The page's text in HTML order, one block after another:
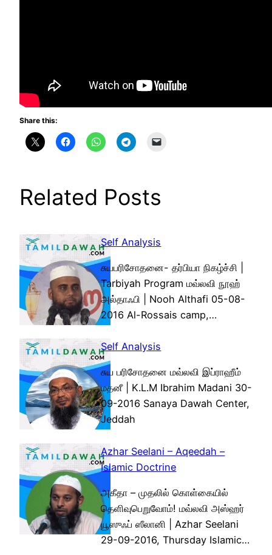
Share this:
Related Posts
Self Analysis
சுயபரிசோதனை- தர்பியா நிகழ்ச்சி |
Tarbiyah Program மவ்லவி நூஹ்
அல்தாஃபி | Nooh Althafi 05-08-
2016 Al-Rossais camp,…
Self Analysis
சுய பரிசோதனை மவ்லவி இப்ராஹீம்
மதனீ | K.L.M Ibrahim Madani 30-
09-2016 Sanaya Dawah Center,
Jeddah
Azhar Seelani – Aqeedah –
Islamic Doctrine
அகீதா – முதலில் கொள்கையில்
தெளிவுபெறுவோம்! மவ்லவி அஸ்ஹர்
யூஸுஃப் ஸீலானி | Azhar Seelani
29-09-2016, Thursday Islamic…